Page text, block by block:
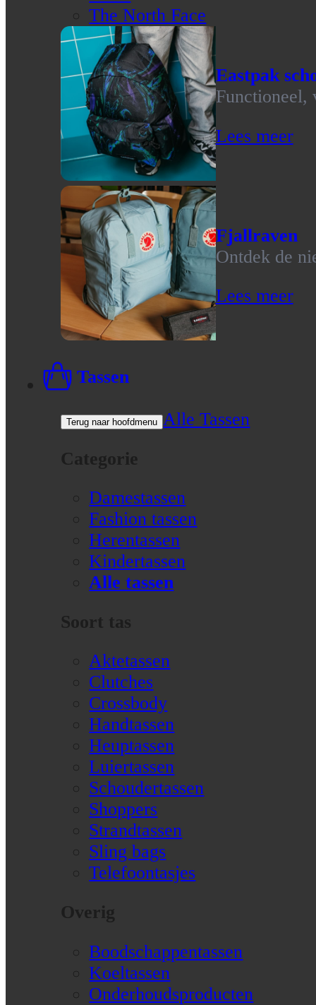
The North Face
Eastpak
Functioneel,
Lees meer
Fjallraven
Ontdek de
Lees meer
Tassen
Terug naar hoofdmenu Alle Tassen
Categorie
Damestassen
Fashion tassen
Herentassen
Kindertassen
Alle tassen
Soort tas
Aktetassen
Clutches
Crossbody
Handtassen
Heuptassen
Luiertassen
Schoudertassen
Shoppers
Strandtassen
Sling bags
Telefoontasjes
Overig
Boodschappentassen
Koeltassen
Onderhoudsproducten